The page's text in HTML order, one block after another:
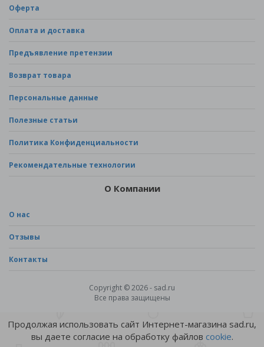
Оферта
Оплата и доставка
Предъявление претензии
Возврат товара
Персональные данные
Полезные статьи
Политика Конфиденциальности
Рекомендательные технологии
О Компании
О нас
Отзывы
Контакты
Copyright © 2026 - sad.ru
Все права защищены
Продолжая использовать сайт Интернет-магазина sad.ru,
вы даете согласие на обработку файлов cookie.